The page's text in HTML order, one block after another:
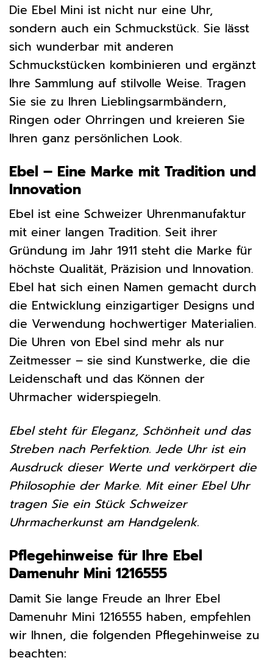
Die Ebel Mini ist nicht nur eine Uhr,
sondern auch ein Schmuckstück. Sie lässt
sich wunderbar mit anderen
Schmuckstücken kombinieren und ergänzt
Ihre Sammlung auf stilvolle Weise. Tragen
Sie sie zu Ihren Lieblingsarmbändern,
Ringen oder Ohrringen und kreieren Sie
Ihren ganz persönlichen Look.
Ebel – Eine Marke mit Tradition und
Innovation
Ebel ist eine Schweizer Uhrenmanufaktur
mit einer langen Tradition. Seit ihrer
Gründung im Jahr 1911 steht die Marke für
höchste Qualität, Präzision und Innovation.
Ebel hat sich einen Namen gemacht durch
die Entwicklung einzigartiger Designs und
die Verwendung hochwertiger Materialien.
Die Uhren von Ebel sind mehr als nur
Zeitmesser – sie sind Kunstwerke, die die
Leidenschaft und das Können der
Uhrmacher widerspiegeln.
Ebel steht für Eleganz, Schönheit und das
Streben nach Perfektion. Jede Uhr ist ein
Ausdruck dieser Werte und verkörpert die
Philosophie der Marke. Mit einer Ebel Uhr
tragen Sie ein Stück Schweizer
Uhrmacherkunst am Handgelenk.
Pflegehinweise für Ihre Ebel
Damenuhr Mini 1216555
Damit Sie lange Freude an Ihrer Ebel
Damenuhr Mini 1216555 haben, empfehlen
wir Ihnen, die folgenden Pflegehinweise zu
beachten: